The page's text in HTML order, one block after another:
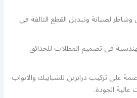
لصيانة وتبديل القطع التالفة في
في تصميم المظلات للحدائق
على تركيب درابزين للشبابيك والابواب
الجودة.